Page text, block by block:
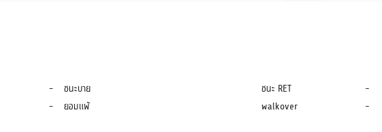
- ชนะบาย ชนะ RET -
- ยอมแพ้ walkover -